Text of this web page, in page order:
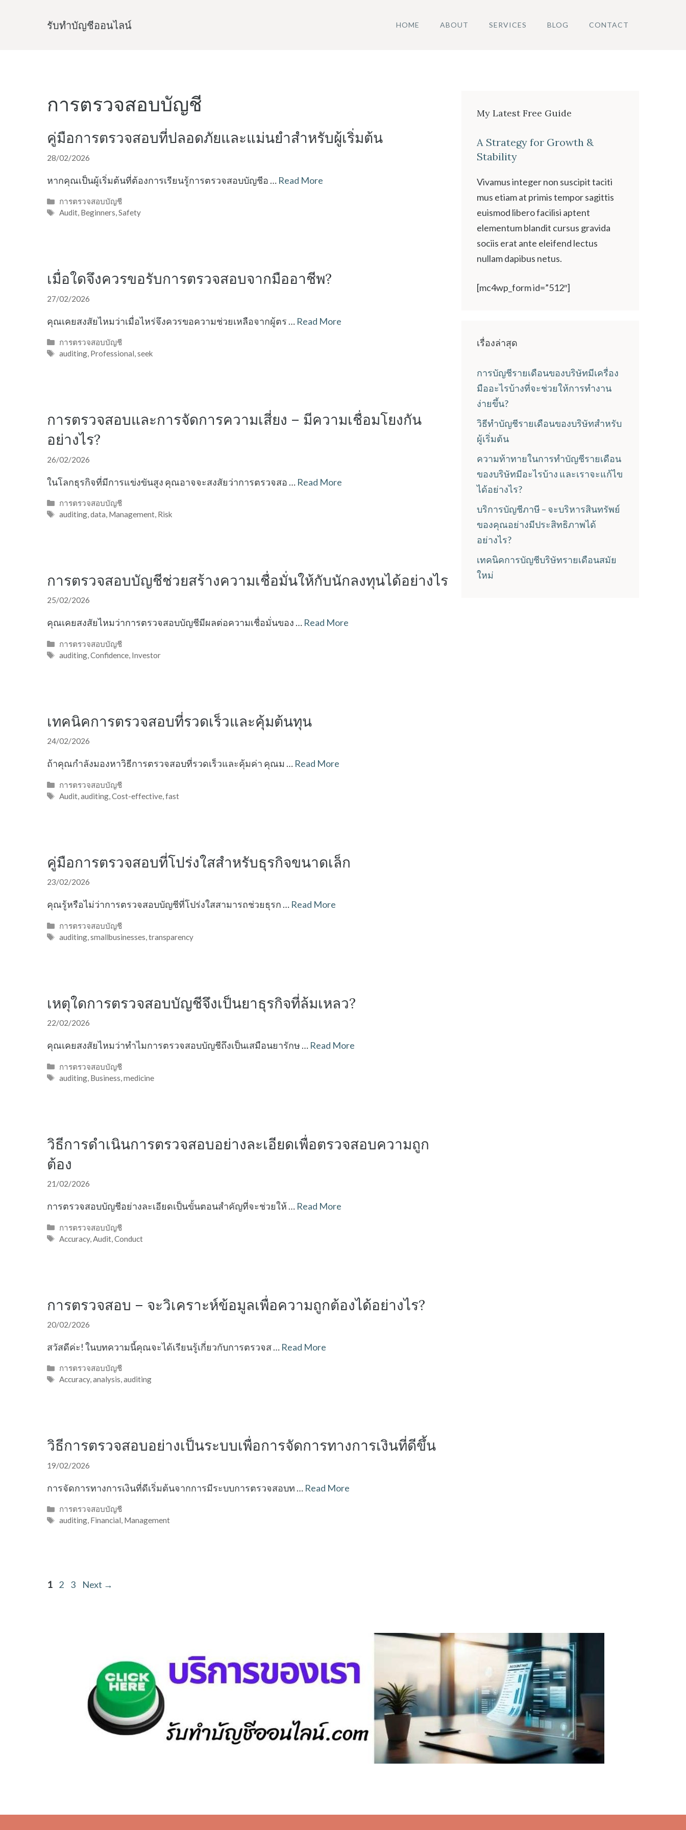
รับทําบัญชีออนไลน์ HOME ABOUT SERVICES BLOG CONTACT
การตรวจสอบบัญชี
คู่มือการตรวจสอบที่ปลอดภัยและแม่นยำสำหรับผู้เริ่มต้น
28/02/2026
หากคุณเป็นผู้เริ่มต้นที่ต้องการเรียนรู้การตรวจสอบบัญชีอ … Read More
Categories
การตรวจสอบบัญชี
Tags
Audit, Beginners,Safety
เมื่อใดจึงควรขอรับการตรวจสอบจากมืออาชีพ?
27/02/2026
คุณเคยสงสัยไหมว่าเมื่อไหร่จึงควรขอความช่วยเหลือจากผู้ตร … Read More
Categories
การตรวจสอบบัญชี
Tags
auditing, Professional,seek
การตรวจสอบและการจัดการความเสี่ยง – มีความเชื่อมโยงกัน
อย่างไร?
26/02/2026
ในโลกธุรกิจที่มีการแข่งขันสูง คุณอาจจะสงสัยว่าการตรวจสอ … Read More
Categories
การตรวจสอบบัญชี
Tags
auditing,data, Management, Risk
การตรวจสอบบัญชีช่วยสร้างความเชื่อมั่นให้กับนักลงทุนได้อย่างไร
25/02/2026
คุณเคยสงสัยไหมว่าการตรวจสอบบัญชีมีผลต่อความเชื่อมั่นของ … Read More
Categories
การตรวจสอบบัญชี
Tags
auditing,Confidence, Investor
เทคนิคการตรวจสอบที่รวดเร็วและคุ้มต้นทุน
24/02/2026
ถ้าคุณกำลังมองหาวิธีการตรวจสอบที่รวดเร็วและคุ้มค่า คุณม … Read More
Categories
การตรวจสอบบัญชี
Tags
Audit,auditing,Cost-effective,fast
คู่มือการตรวจสอบที่โปร่งใสสำหรับธุรกิจขนาดเล็ก
23/02/2026
คุณรู้หรือไม่ว่าการตรวจสอบบัญชีที่โปร่งใสสามารถช่วยธุรก … Read More
Categories
การตรวจสอบบัญชี
Tags
auditing,smallbusinesses,transparency
เหตุใดการตรวจสอบบัญชีจึงเป็นยาธุรกิจที่ล้มเหลว?
22/02/2026
คุณเคยสงสัยไหมว่าทำไมการตรวจสอบบัญชีถึงเป็นเสมือนยารักษ … Read More
Categories
การตรวจสอบบัญชี
Tags
auditing Business ,medicine
วิธีการดำเนินการตรวจสอบอย่างละเอียดเพื่อตรวจสอบความถูก
ต้อง
21/02/2026
การตรวจสอบบัญชีอย่างละเอียดเป็นขั้นตอนสำคัญที่จะช่วยให้ … Read More
Categories
การตรวจสอบบัญชี
Tags
Accuracy, Audit ,Conduct
การตรวจสอบ – จะวิเคราะห์ข้อมูลเพื่อความถูกต้องได้อย่างไร?
20/02/2026
สวัสดีค่ะ! ในบทความนี้คุณจะได้เรียนรู้เกี่ยวกับการตรวจส … Read More
Categories
การตรวจสอบบัญชี
Tags
Accuracy,analysis,auditing
วิธีการตรวจสอบอย่างเป็นระบบเพื่อการจัดการทางการเงินที่ดีขึ้น
19/02/2026
การจัดการทางการเงินที่ดีเริ่มต้นจากการมีระบบการตรวจสอบท … Read More
Categories
การตรวจสอบบัญชี
Tags
auditing, Financial, Management
Page
1 Page
2 Page
3 Next →
My Latest Free Guide
A Strategy for Growth &
Stability
Vivamus integer non suscipit taciti
mus etiam at primis tempor sagittis
euismod libero facilisi aptent
elementum blandit cursus gravida
sociis erat ante eleifend lectus
nullam dapibus netus.
[mc4wp_form id=”512″]
เรื่องล่าสุด
การบัญชีรายเดือนของบริษัทมีเครื่อง
มืออะไรบ้างที่จะช่วยให้การทำงาน
ง่ายขึ้น?
วิธีทำบัญชีรายเดือนของบริษัทสำหรับ
ผู้เริ่มต้น
ความท้าทายในการทำบัญชีรายเดือน
ของบริษัทมีอะไรบ้าง และเราจะแก้ไข
ได้อย่างไร?
บริการบัญชีภาษี – จะบริหารสินทรัพย์
ของคุณอย่างมีประสิทธิภาพได้
อย่างไร?
เทคนิคการบัญชีบริษัทรายเดือนสมัย
ใหม่